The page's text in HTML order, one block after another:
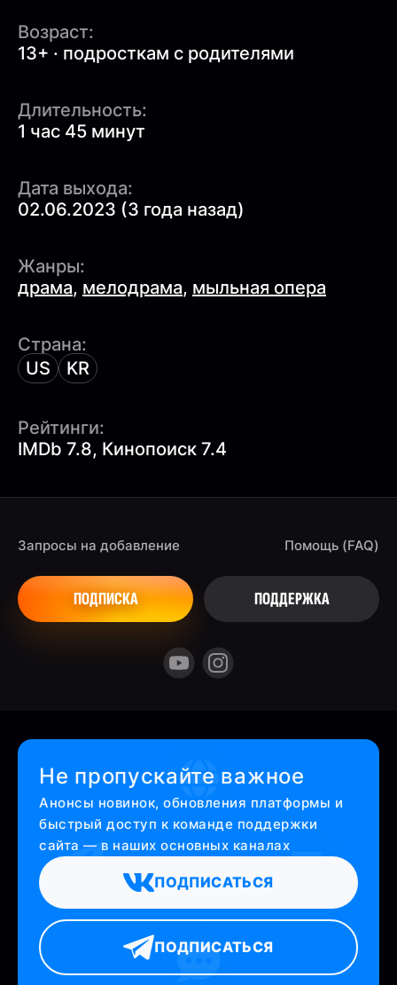
Возраст:
13+ · подросткам с родителями
Длительность:
1 час 45 минут
Дата выхода:
02.06.2023 (3 года назад)
Жанры:
драма, мелодрама, мыльная опера
Страна:
US
KR
Рейтинги:
IMDb 7.8, Кинопоиск 7.4
Запросы на добавление
ПОДПИСКА
Помощь (FAQ)
ПОДДЕРЖКА
Не пропускайте важное
Анонсы новинок, обновления платформы и
быстрый доступ к команде поддержки
сайта — в наших основных каналах
ПОДПИСАТЬСЯ
ПОДПИСАТЬСЯ